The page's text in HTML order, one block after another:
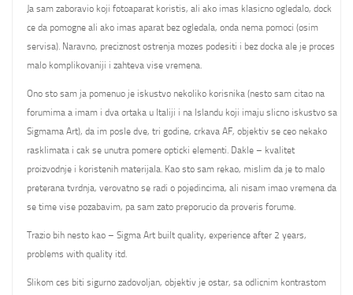
Ja sam zaboravio koji fotoaparat koristis, ali ako imas klasicno ogledalo, dock
ce da pomogne ali ako imas aparat bez ogledala, onda nema pomoci (osim
servisa). Naravno, preciznost ostrenja mozes podesiti i bez docka ale je proces
malo komplikovaniji i zahteva vise vremena.
Ono sto sam ja pomenuo je iskustvo nekoliko korisnika (nesto sam citao na
forumima a imam i dva ortaka u Italiji i na Islandu koji imaju slicno iskustvo sa
Sigmama Art), da im posle dve, tri godine, crkava AF, objektiv se ceo nekako
rasklimata i cak se unutra pomere opticki elementi. Dakle – kvalitet
proizvodnje i koristenih materijala. Kao sto sam rekao, mislim da je to malo
preterana tvrdnja, verovatno se radi o pojedincima, ali nisam imao vremena da
se time vise pozabavim, pa sam zato preporucio da proveris forume.
Trazio bih nesto kao – Sigma Art built quality, experience after 2 years,
problems with quality itd.
Slikom ces biti sigurno zadovoljan, objektiv je ostar, sa odlicnim kontrastom